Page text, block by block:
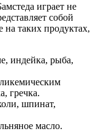
играет не
собой
на таких продуктах,
индейка, рыба,
гречка.
шпинат,
масло.